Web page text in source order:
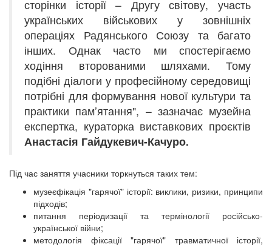
сторінки історії – Другу світову, участь
українських військових у зовнішніх
операціях Радянського Союзу та багато
інших. Однак часто ми спостерігаємо
ходіння второваними шляхами. Тому
подібні діалоги у професійному середовищі
потрібні для формування нової культури та
практики пам’ятання", – зазначає музейна
експертка, кураторка виставкових проєктів
Анастасія Гайдукевич-Качуро.
Під час заняття учасники торкнуться таких тем:
музеєфікація "гарячої" історії: виклики, ризики, принципи
підходів;
питання періодизації та термінології російсько-
української війни;
методологія фіксації "гарячої" травматичної історії,